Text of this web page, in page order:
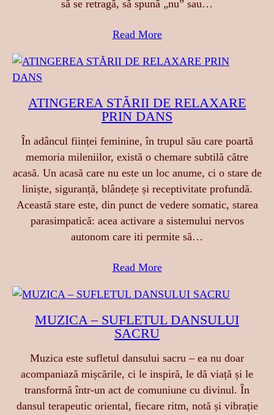
să se retragă, să spună „nu” sau…
Read More
ATINGEREA STĂRII DE RELAXARE
PRIN DANS
În adâncul ființei feminine, în trupul său care poartă
memoria mileniilor, există o chemare subtilă către
acasă. Un acasă care nu este un loc anume, ci o stare de
liniște, siguranță, blândețe și receptivitate profundă.
Această stare este, din punct de vedere somatic, starea
parasimpatică: acea activare a sistemului nervos
autonom care iti permite să…
Read More
MUZICA – SUFLETUL DANSULUI
SACRU
Muzica este sufletul dansului sacru – ea nu doar
acompaniază mișcările, ci le inspiră, le dă viață și le
transformă într-un act de comuniune cu divinul. În
dansul terapeutic oriental, fiecare ritm, notă și vibrație